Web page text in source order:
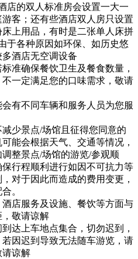
店的双人标准房会设置一大一
客；还有些酒店双人房只设置
上用品，有时是二张单人床拼
于各种原因如环保、如历史悠
酒店无空调设备
准确保餐饮卫生及餐食数量，
一定满足您的口味需求，敬请
有不同车辆和服务人员为您服
少景点/场馆且征得您同意的
能会根据天气、交通等情况，
整景点/场馆的游览/参观顺
行程顺利进行如因不可抗力等
对于因此而造成的费用变更，
。
店服务及设施、餐饮等方面与
敬请谅解
达上车地点集合，切勿迟到，
因迟到导致无法随车游览，请
请谅解